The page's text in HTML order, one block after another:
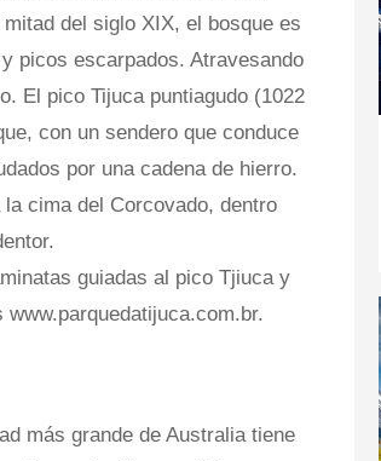
del siglo XIX, el bosque es
picos escarpados. Atravesando
El pico Tijuca puntiagudo (1022
con un sendero que conduce
por una cadena de hierro.
cima del Corcovado, dentro
guiadas al pico Tjiuca y
más grande de Australia tiene